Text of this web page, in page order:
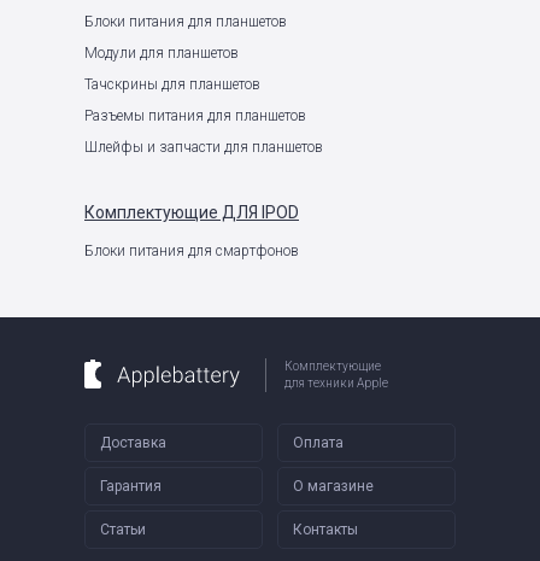
Блоки питания для планшетов
Модули для планшетов
Тачскрины для планшетов
Разъемы питания для планшетов
Шлейфы и запчасти для планшетов
Комплектующие ДЛЯ IPOD
Блоки питания для смартфонов
Комплектующие
для техники Apple
Доставка Оплата
Гарантия О магазине
Статьи Контакты